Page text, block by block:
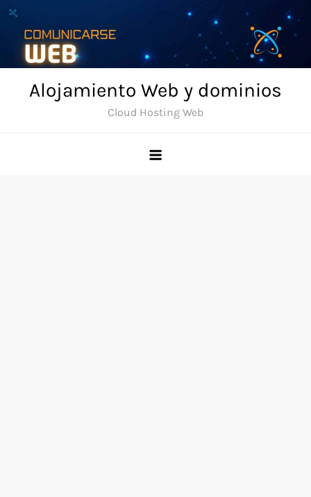
Skip
content
Alojamiento Web y dominios
Cloud Hosting Web